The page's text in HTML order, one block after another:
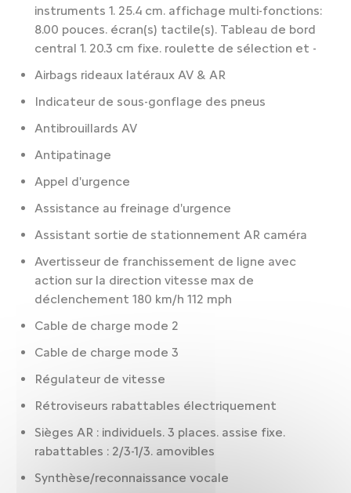
instruments 1. 25.4 cm. affichage multi-fonctions:
8.00 pouces. écran(s) tactile(s). Tableau de bord
central 1. 20.3 cm fixe. roulette de sélection et -
Airbags rideaux latéraux AV & AR
Indicateur de sous-gonflage des pneus
Antibrouillards AV
Antipatinage
Appel d'urgence
Assistance au freinage d'urgence
Assistant sortie de stationnement AR caméra
Avertisseur de franchissement de ligne avec
action sur la direction vitesse max de
déclenchement 180 km/h 112 mph
Cable de charge mode 2
Cable de charge mode 3
Régulateur de vitesse
Rétroviseurs rabattables électriquement
Sièges AR : individuels. 3 places. assise fixe.
rabattables : 2/3-1/3. amovibles
Synthèse/reconnaissance vocale